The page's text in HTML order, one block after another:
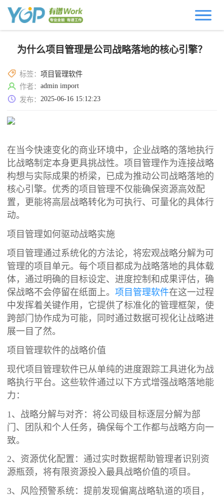
为什么项目管理是公司战略落地的核心引擎？
标签：项目管理软件
作者：admin import
发布：2025-06-16 15:12:23
在当今快速变化的商业环境中，企业战略的落地执行
比战略制定本身更具挑战性。项目管理作为连接战略
构想与实际成果的桥梁，已成为推动公司战略落地的
核心引擎。优秀的项目管理不仅能确保资源高效配
置，更能将高层战略转化为可执行、可量化的具体行
动。
项目管理如何驱动战略实施
项目管理通过系统化的方法论，将宏观战略分解为可
管理的项目单元。每个项目都成为战略落地的具体载
体，通过明确的目标设定、进度控制和成果评估，确
保战略不会停留在纸面上。项目管理软件在这一过程
中发挥着关键作用，它提供了标准化的管理框架，使
跨部门协作成为可能，同时通过数据可视化让战略进
展一目了然。
项目管理软件的战略价值
现代项目管理软件已从单纯的进度跟踪工具进化为战
略执行平台。这些软件通过以下方式增强战略落地能
力：
1、战略分解与对齐：将公司级目标逐层分解为部
门、团队和个人任务，确保每个工作都与战略方向一
致。
2、资源优化配置：通过实时数据帮助管理者识别资
源瓶颈，将有限资源投入最具战略价值的项目。
3、风险预警系统：提前发现偏离战略轨道的项目，